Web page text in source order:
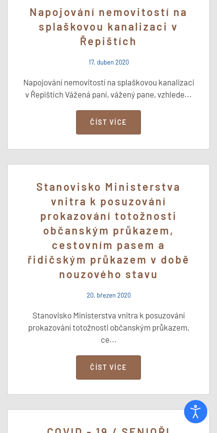
Napojování nemovitostí na
splaškovou kanalizaci v
Řepištích
17. duben 2020
Napojování nemovitostí na splaškovou kanalizaci
v Řepištích Vážená paní, vážený pane, vzhlede...
ČÍST VÍCE
Stanovisko Ministerstva
vnitra k posuzování
prokazování totožnosti
občanským průkazem,
cestovním pasem a
řidičským průkazem v době
nouzového stavu
20. březen 2020
Stanovisko Ministerstva vnitra k posuzování
prokazování totožnosti občanským průkazem,
ce...
ČÍST VÍCE